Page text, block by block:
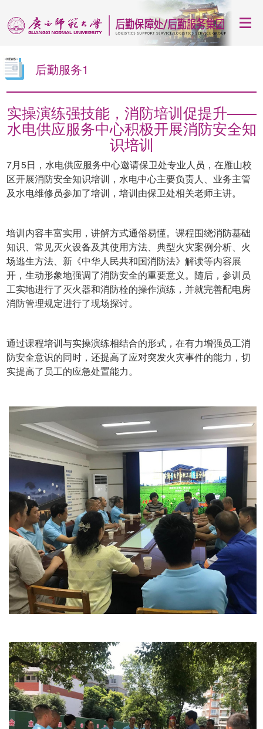
后勤服务1
实操演练强技能，消防培训促提升——
水电供应服务中心积极开展消防安全知
识培训
7月5日，水电供应服务中心邀请保卫处专业人员，在雁山校
区开展消防安全知识培训，水电中心主要负责人、业务主管
及水电维修员参加了培训，培训由保卫处相关老师主讲。
培训内容丰富实用，讲解方式通俗易懂。课程围绕消防基础
知识、常见灭火设备及其使用方法、典型火灾案例分析、火
场逃生方法、新《中华人民共和国消防法》解读等内容展
开，生动形象地强调了消防安全的重要意义。随后，参训员
工实地进行了灭火器和消防栓的操作演练，并就完善配电房
消防管理规定进行了现场探讨。
通过课程培训与实操演练相结合的形式，在有力增强员工消
防安全意识的同时，还提高了应对突发火灾事件的能力，切
实提高了员工的应急处置能力。